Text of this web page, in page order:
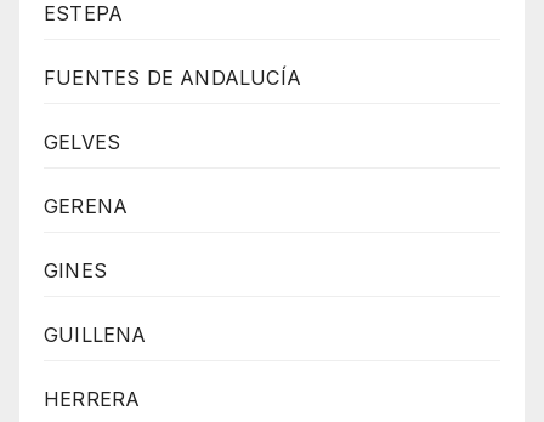
ESTEPA
FUENTES DE ANDALUCÍA
GELVES
GERENA
GINES
GUILLENA
HERRERA